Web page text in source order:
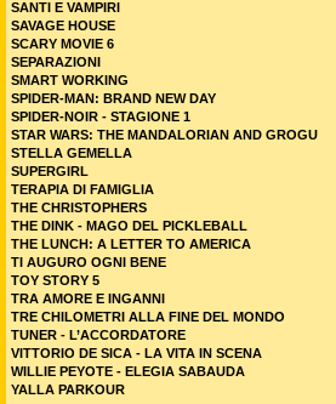
SANTI E VAMPIRI
SAVAGE HOUSE
SCARY MOVIE 6
SEPARAZIONI
SMART WORKING
SPIDER-MAN: BRAND NEW DAY
SPIDER-NOIR - STAGIONE 1
STAR WARS: THE MANDALORIAN AND GROGU
STELLA GEMELLA
SUPERGIRL
TERAPIA DI FAMIGLIA
THE CHRISTOPHERS
THE DINK - MAGO DEL PICKLEBALL
THE LUNCH: A LETTER TO AMERICA
TI AUGURO OGNI BENE
TOY STORY 5
TRA AMORE E INGANNI
TRE CHILOMETRI ALLA FINE DEL MONDO
TUNER - L’ACCORDATORE
VITTORIO DE SICA - LA VITA IN SCENA
WILLIE PEYOTE - ELEGIA SABAUDA
YALLA PARKOUR